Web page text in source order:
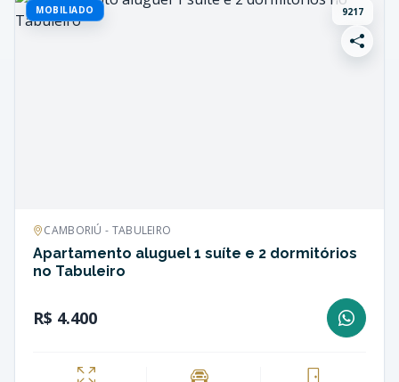
MOBILIADO 9217
CAMBORIÚ - TABULEIRO
Apartamento aluguel 1 suíte e 2 dormitórios
no Tabuleiro
R$ 4.400